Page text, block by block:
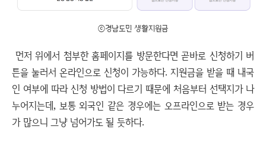
ⓒ경남도민 생활지원금
먼저 위에서 첨부한 홈페이지를 방문한다면 곧바로 신청하기 버
튼을 눌러서 온라인으로 신청이 가능하다. 지원금을 받을 때 내국
인 여부에 따라 신청 방법이 다르기 때문에 처음부터 선택지가 나
누어지는데, 보통 외국인 같은 경우에는 오프라인으로 받는 경우
가 많으니 그냥 넘어가도 될 듯하다.